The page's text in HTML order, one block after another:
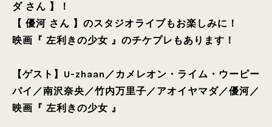
ダ さん 】！
【 優河 さん 】のスタジオライブもお楽しみに！
映画『 左利きの少女 』のチケプレもあります！
【ゲスト】 U-zhaan ／カメレオン・ライム・ウーピー
パイ ／南沢奈央／竹内万里子／アオイヤマダ／優河／
映画『 左利きの少女 』